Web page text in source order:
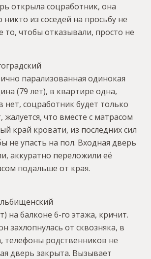
открыла соцработник, она
никто из соседей на просьбу не
то, чтобы отказывали, просто не
парализованная одинокая
(79 лет), в квартире одна,
нет, соцработник будет только
жалуется, что вместе с матрасом
край кровати, из последних сил
не упасть на пол. Входная дверь
аккуратно переложили её
подальше от края.
на балконе 6-го этажа, кричит.
захлопнулась от сквозняка, в
телефоны родственников не
дверь закрыта. Вызывает